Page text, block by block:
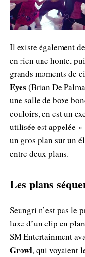
Il existe également
en rien une honte,
grands moments de
Eyes (Brian De
une salle de boxe
couloirs, en est un
utilisée est appelée
un gros plan sur un
entre deux plans.
Les plans
Seungri n’est pas le
luxe d’un clip en
SM Entertainment
Growl, qui voyaient